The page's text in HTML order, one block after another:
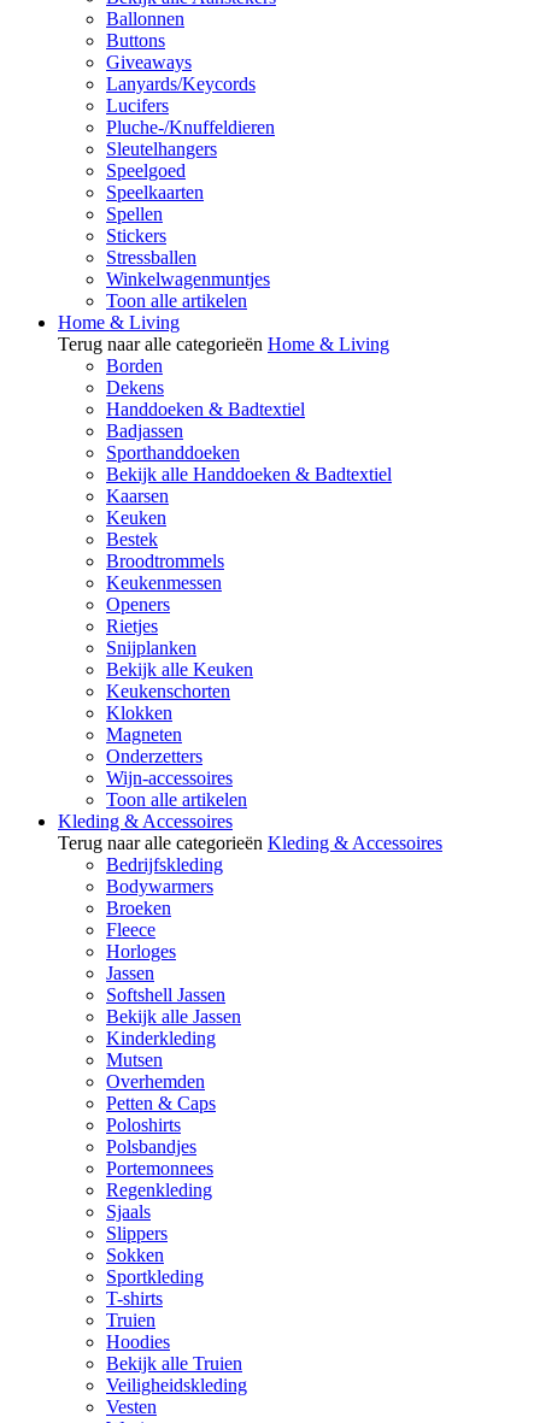
Ballonnen
Buttons
Giveaways
Lanyards/Keycords
Lucifers
Pluche-/Knuffeldieren
Sleutelhangers
Speelgoed
Speelkaarten
Spellen
Stickers
Stressballen
Winkelwagenmuntjes
Toon alle artikelen
Home & Living
Terug naar alle categorieën Home & Living
Borden
Dekens
Handdoeken & Badtextiel
Badjassen
Sporthanddoeken
Bekijk alle Handdoeken & Badtextiel
Kaarsen
Keuken
Bestek
Broodtrommels
Keukenmessen
Openers
Rietjes
Snijplanken
Bekijk alle Keuken
Keukenschorten
Klokken
Magneten
Onderzetters
Wijn-accessoires
Toon alle artikelen
Kleding & Accessoires
Terug naar alle categorieën Kleding & Accessoires
Bedrijfskleding
Bodywarmers
Broeken
Fleece
Horloges
Jassen
Softshell Jassen
Bekijk alle Jassen
Kinderkleding
Mutsen
Overhemden
Petten & Caps
Poloshirts
Polsbandjes
Portemonnees
Regenkleding
Sjaals
Slippers
Sokken
Sportkleding
T-shirts
Truien
Hoodies
Bekijk alle Truien
Veiligheidskleding
Vesten